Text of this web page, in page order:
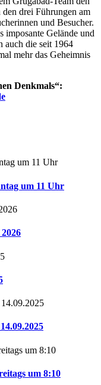
den drei Führungen am
und Besucher.
imposante Gelände und
auch die seit 1964
mehr das Geheimnis
Denkmals“:
um 11 Uhr
um 8:10